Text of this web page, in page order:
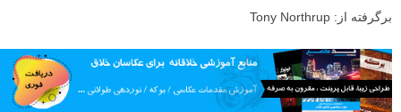
برگرفته از: Tony Northrup